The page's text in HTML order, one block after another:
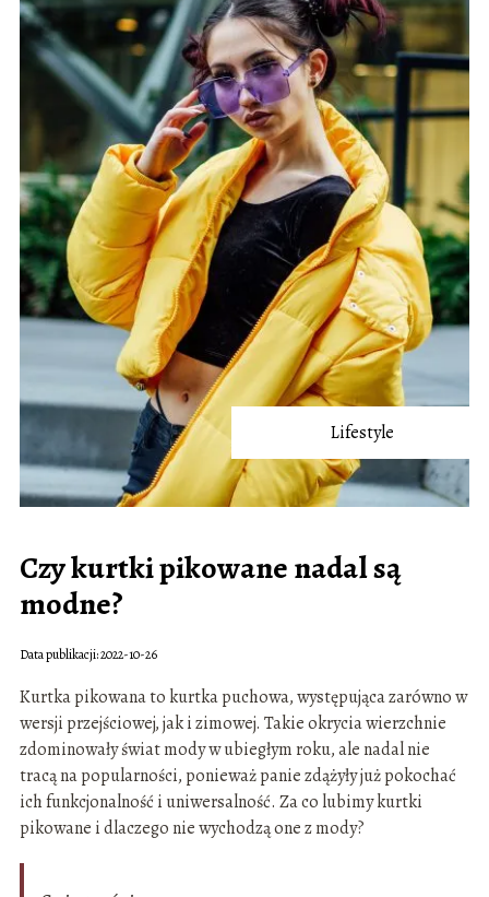
Lifestyle
Czy kurtki pikowane nadal są
modne?
Data publikacji: 2022-10-26
Kurtka pikowana to kurtka puchowa, występująca zarówno w
wersji przejściowej, jak i zimowej. Takie okrycia wierzchnie
zdominowały świat mody w ubiegłym roku, ale nadal nie
tracą na popularności, ponieważ panie zdążyły już pokochać
ich funkcjonalność i uniwersalność. Za co lubimy kurtki
pikowane i dlaczego nie wychodzą one z mody?